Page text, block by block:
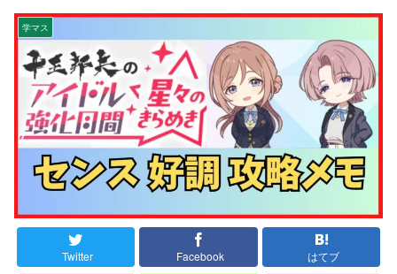
学マス
Twitter Facebook はてブ